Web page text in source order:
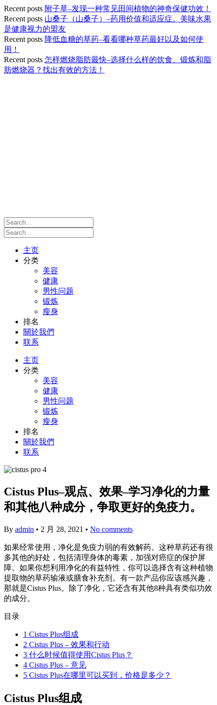
Recent posts 附子草–发现一种常见田间植物的神奇保健功效！
Recent posts 山桑子（山桑子）–药用价值和适应症。美味水果
是健康视力的盟友
Recent posts 降低血糖的草药–看看哪种草药最好以及如何使
用！
Recent posts 怎样燃烧脂肪最快–选择什么样的饮食、锻炼和脂
肪燃烧器？找出有效的方法！
主页
分类
美容
健康
男性问题
锻炼
瘦身
排名
關於我們
联系
主页
分类
美容
健康
男性问题
锻炼
瘦身
排名
關於我們
联系
Cistus Plus–观点、效果–学习净化的力量
和其他八种成分，争取更好的免疫力。
By admin • 2 月 28, 2021 • No comments
如果经常使用，净化是免疫力弱的有效解药。这种草药还有很
多其他的好处，包括清理身体的毒素，加强对癌症的保护屏
障。如果你想利用净化的有益特性，你可以选择含有这种植物
提取物的草药输液或膳食补充剂。有一款产品你应该感兴趣，
那就是Cistus Plus。除了净化，它还含有其他8种具有类似功效
的成分。
目录
1 Cistus Plus组成
2 Cistus Plus – 效果和行动
3 什么时候值得使用Cistus Plus？
4 Cistus Plus – 意见
5 Cistus Plus在哪里可以买到，价格是多少？
Cistus Plus组成